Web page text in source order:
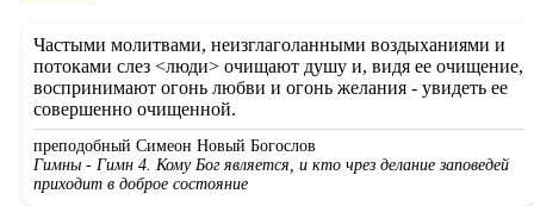
детей
города»
Частыми молитвами, неизглаголанными воздыханиями и
потоками слез <люди> очищают душу и, видя ее очищение,
воспринимают огонь любви и огонь желания - увидеть ее
совершенно очищенной.
преподобный Симеон Новый Богослов
Гимны - Гимн 4. Кому Бог является, и кто чрез делание заповедей
приходит в доброе состояние